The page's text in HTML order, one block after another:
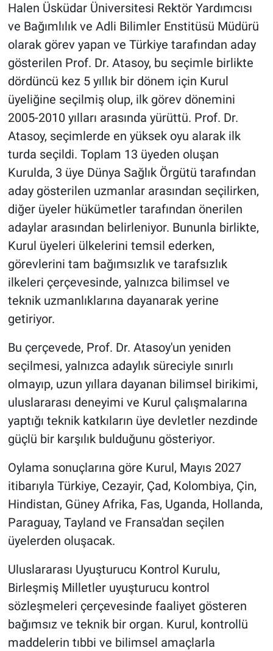
Halen Üsküdar Üniversitesi Rektör Yardımcısı
ve Bağımlılık ve Adli Bilimler Enstitüsü Müdürü
olarak görev yapan ve Türkiye tarafından aday
gösterilen Prof. Dr. Atasoy, bu seçimle birlikte
dördüncü kez 5 yıllık bir dönem için Kurul
üyeliğine seçilmiş olup, ilk görev dönemini
2005-2010 yılları arasında yürüttü. Prof. Dr.
Atasoy, seçimlerde en yüksek oyu alarak ilk
turda seçildi. Toplam 13 üyeden oluşan
Kurulda, 3 üye Dünya Sağlık Örgütü tarafından
aday gösterilen uzmanlar arasından seçilirken,
diğer üyeler hükümetler tarafından önerilen
adaylar arasından belirleniyor. Bununla birlikte,
Kurul üyeleri ülkelerini temsil ederken,
görevlerini tam bağımsızlık ve tarafsızlık
ilkeleri çerçevesinde, yalnızca bilimsel ve
teknik uzmanlıklarına dayanarak yerine
getiriyor.
Bu çerçevede, Prof. Dr. Atasoy'un yeniden
seçilmesi, yalnızca adaylık süreciyle sınırlı
olmayıp, uzun yıllara dayanan bilimsel birikimi,
uluslararası deneyimi ve Kurul çalışmalarına
yaptığı teknik katkıların üye devletler nezdinde
güçlü bir karşılık bulduğunu gösteriyor.
Oylama sonuçlarına göre Kurul, Mayıs 2027
itibarıyla Türkiye, Cezayir, Çad, Kolombiya, Çin,
Hindistan, Güney Afrika, Fas, Uganda, Hollanda,
Paraguay, Tayland ve Fransa'dan seçilen
üyelerden oluşacak.
Uluslararası Uyuşturucu Kontrol Kurulu,
Birleşmiş Milletler uyuşturucu kontrol
sözleşmeleri çerçevesinde faaliyet gösteren
bağımsız ve teknik bir organ. Kurul, kontrollü
maddelerin tıbbi ve bilimsel amaçlarla